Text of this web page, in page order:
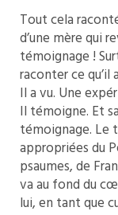
Tout cela
d’une mère qui
témoignage !
raconter ce qu’il
Il a vu. Une
Il témoigne. Et
témoignage. Le
appropriées du
psaumes, de
va au fond du
lui, en tant que